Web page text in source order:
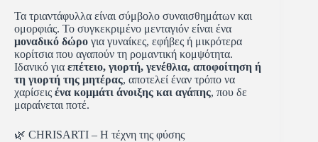
Τα τριαντάφυλλα είναι σύμβολο συναισθημάτων και
ομορφιάς. Το συγκεκριμένο μενταγιόν είναι ένα
μοναδικό δώρο για γυναίκες, εφήβες ή μικρότερα
κορίτσια που αγαπούν τη ρομαντική κομψότητα.
Ιδανικό για επέτειο, γιορτή, γενέθλια, αποφοίτηση ή
τη γιορτή της μητέρας, αποτελεί έναν τρόπο να
χαρίσεις ένα κομμάτι άνοιξης και αγάπης, που δε
μαραίνεται ποτέ.
🌿 CHRISARTI – Η τέχνη της φύσης